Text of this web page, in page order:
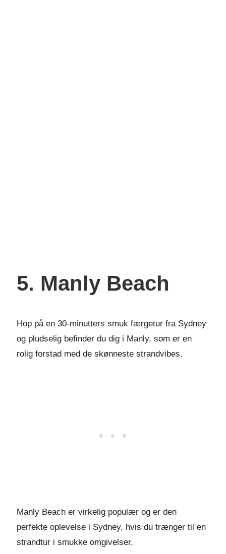
5. Manly Beach
Hop på en 30-minutters smuk færgetur fra Sydney
og pludselig befinder du dig i Manly, som er en
rolig forstad med de skønneste strandvibes.
Manly Beach er virkelig populær og er den
perfekte oplevelse i Sydney, hvis du trænger til en
strandtur i smukke omgivelser.